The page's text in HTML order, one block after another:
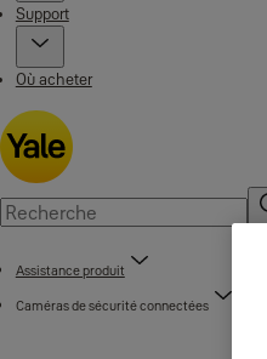
Support
Où acheter
Assistance produit
Caméras de sécurité connectées